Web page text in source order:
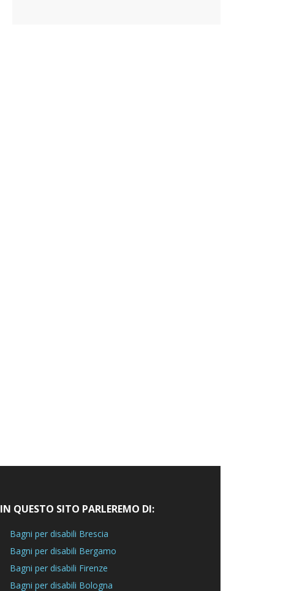
IN QUESTO SITO PARLEREMO DI:
Bagni per disabili Brescia
Bagni per disabili Bergamo
Bagni per disabili Firenze
Bagni per disabili Bologna